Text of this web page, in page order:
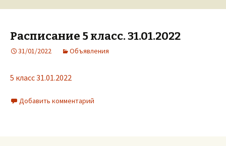
Расписание 5 класс. 31.01.2022
31/01/2022 Объявления
5 класс 31.01.2022
Добавить комментарий